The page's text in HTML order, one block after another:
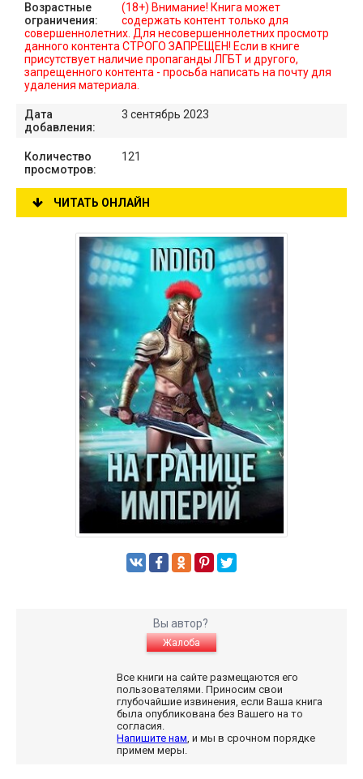
Возрастные
ограничения:
(18+) Внимание! Книга может
содержать контент только для
совершеннолетних. Для несовершеннолетних просмотр
данного контента СТРОГО ЗАПРЕЩЕН! Если в книге
присутствует наличие пропаганды ЛГБТ и другого,
запрещенного контента - просьба написать на почту для
удаления материала.
Дата
добавления:
3 сентябрь 2023
Количество
просмотров:
121
ЧИТАТЬ ОНЛАЙН
Вы автор?
Жалоба
Все книги на сайте размещаются его
пользователями. Приносим свои
глубочайшие извинения, если Ваша книга
была опубликована без Вашего на то
согласия.
Напишите нам , и мы в срочном порядке
примем меры.